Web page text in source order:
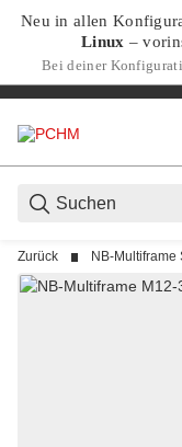
Neu in allen
Linux –
Bei deiner
Zurück NB-Multiframe